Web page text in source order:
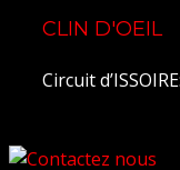
CLIN D'OEIL
Circuit